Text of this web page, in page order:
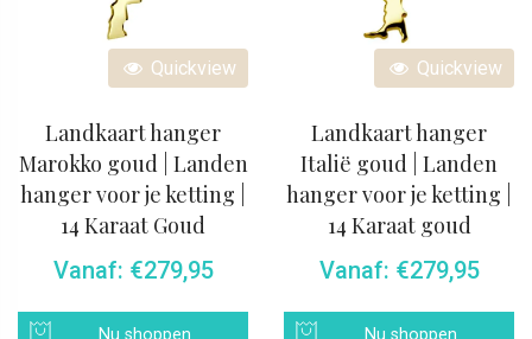
Quickview
Landkaart hanger
Marokko goud | Landen
hanger voor je ketting |
14 Karaat Goud
Vanaf: €279,95
Nu shoppen
Quickview
Landkaart hanger
Italië goud | Landen
hanger voor je ketting |
14 Karaat goud
Vanaf: €279,95
Nu shoppen